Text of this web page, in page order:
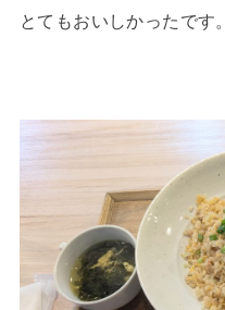
とてもおいしかったです。